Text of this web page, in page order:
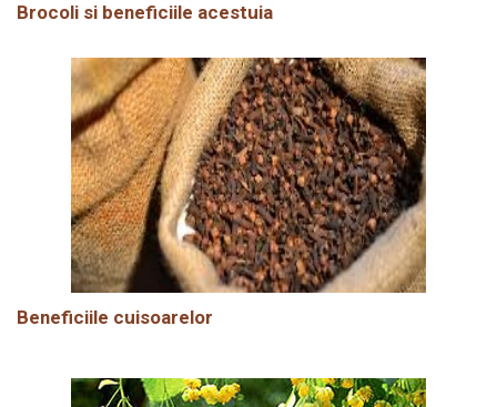
Brocoli si beneficiile acestuia
Beneficiile cuisoarelor